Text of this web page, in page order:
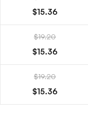
$15.36
$19.20
$15.36
$19.20
$15.36